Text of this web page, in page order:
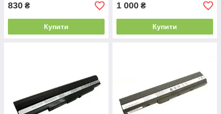
830 ₴
Купити
1 000 ₴
Купити